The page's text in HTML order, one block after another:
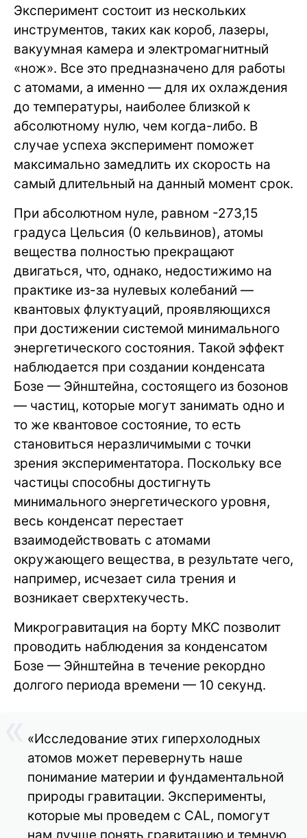
Эксперимент состоит из нескольких
инструментов, таких как короб, лазеры,
вакуумная камера и электромагнитный
«нож». Все это предназначено для работы
с атомами, а именно — для их охлаждения
до температуры, наиболее близкой к
абсолютному нулю, чем когда-либо. В
случае успеха эксперимент поможет
максимально замедлить их скорость на
самый длительный на данный момент срок.
При абсолютном нуле, равном -273,15
градуса Цельсия (0 кельвинов), атомы
вещества полностью прекращают
двигаться, что, однако, недостижимо на
практике из-за нулевых колебаний —
квантовых флуктуаций, проявляющихся
при достижении системой минимального
энергетического состояния. Такой эффект
наблюдается при создании конденсата
Бозе — Эйнштейна, состоящего из бозонов
— частиц, которые могут занимать одно и
то же квантовое состояние, то есть
становиться неразличимыми с точки
зрения экспериментатора. Поскольку все
частицы способны достигнуть
минимального энергетического уровня,
весь конденсат перестает
взаимодействовать с атомами
окружающего вещества, в результате чего,
например, исчезает сила трения и
возникает сверхтекучесть.
Микрогравитация на борту МКС позволит
проводить наблюдения за конденсатом
Бозе — Эйнштейна в течение рекордно
долгого периода времени — 10 секунд.
«Исследование этих гиперхолодных
атомов может перевернуть наше
понимание материи и фундаментальной
природы гравитации. Эксперименты,
которые мы проведем с CAL, помогут
нам лучше понять гравитацию и темную